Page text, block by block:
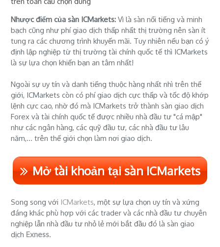
Nhược điểm của sàn ICMarkets: Vì là sàn nổi tiếng và minh
bạch cũng như phí giao dịch thấp nhất thị trường nên sàn ít
tung ra các chương trình khuyến mãi. Tuy nhiên nếu bạn có ý
định lập nghiệp từ thị trường tài chính quốc tế thì ICMarkets
là sự lựa chọn khiến bạn an tâm nhất!
Ngoài sự uy tín và danh tiếng thuộc hàng nhất nhì trên thế
giới, ICMarkets còn có phí giao dịch cực thấp và tốc độ khớp
lệnh cực cao, nhờ đó mà ICMarkets trở thành sàn giao dịch
Forex và tài chính quốc tế được nhiều nhà đầu tư "cá mập"
như các ngân hàng, các quỹ đầu tư, các nhà đầu tư lâu
năm,... trên thế giới chọn làm nơi giao dịch.
Mở tài khoản tại sàn ICMarkets
Song song với ICMarkets, một sự lựa chọn uy tín và xứng
đáng khác phù hợp với các trader và các nhà đầu tư chuyên
nghiệp lẫn nhà đầu tư nhỏ lẻ mới bắt đầu đó là sàn giao
dịch Exness.